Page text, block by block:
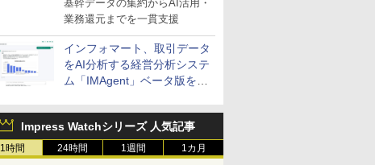
基幹データの集約からAI活用・
業務還元までを一貫支援
インフォマート、取引データ
をAI分析する経営分析システ
ム「IMAgent」ベータ版を提
Impress Watchシリーズ 人気記事
1時間 24時間 1週間 1カ月